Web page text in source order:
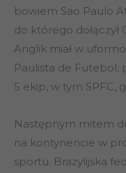
bowiem Sao Paulo
do którego dołączył
Anglik miał w
Paulista de Futebol,
5 ekip, w tym SPFC,
Następnym mitem
na kontynencie w
sportu. Brazylijska